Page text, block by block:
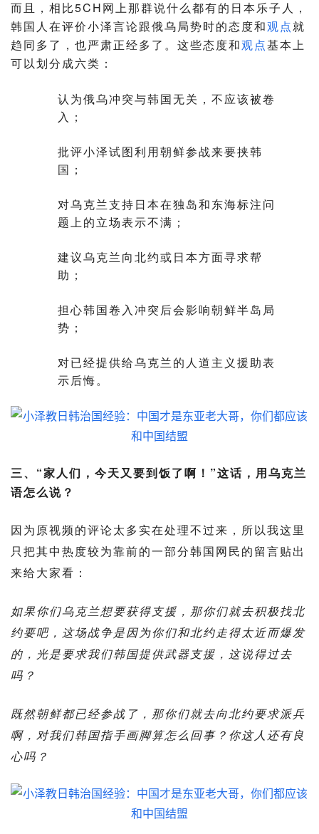
而且，相比5CH网上那群说什么都有的日本乐子人，
韩国人在评价小泽言论跟俄乌局势时的态度和观点就
趋同多了，也严肃正经多了。这些态度和观点基本上
可以划分成六类：
认为俄乌冲突与韩国无关，不应该被卷
入；
批评小泽试图利用朝鲜参战来要挟韩
国；
对乌克兰支持日本在独岛和东海标注问
题上的立场表示不满；
建议乌克兰向北约或日本方面寻求帮
助；
担心韩国卷入冲突后会影响朝鲜半岛局
势；
对已经提供给乌克兰的人道主义援助表
示后悔。
三、“家人们，今天又要到饭了啊！”这话，用乌克兰
语怎么说？
因为原视频的评论太多实在处理不过来，所以我这里
只把其中热度较为靠前的一部分韩国网民的留言贴出
来给大家看：
如果你们乌克兰想要获得支援，那你们就去积极找北
约要吧，这场战争是因为你们和北约走得太近而爆发
的，光是要求我们韩国提供武器支援，这说得过去
吗？
既然朝鲜都已经参战了，那你们就去向北约要求派兵
啊，对我们韩国指手画脚算怎么回事？你这人还有良
心吗？